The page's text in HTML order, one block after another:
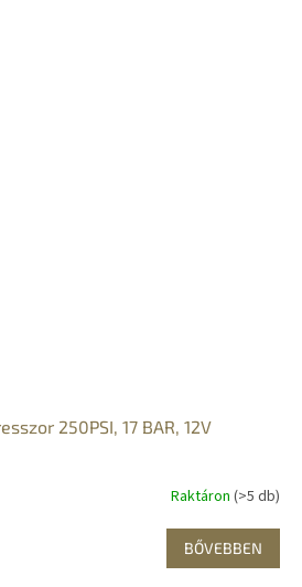
250PSI, 17 BAR, 12V
Raktáron (>5 db)
BŐVEBBEN